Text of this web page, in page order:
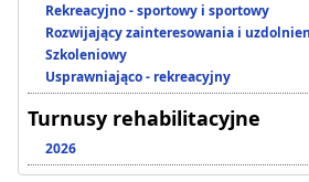
Rekreacyjno - sportowy i sportowy
Rozwijający zainteresowania i
Szkoleniowy
Usprawniająco - rekreacyjny
Turnusy rehabilitacyjne
2026